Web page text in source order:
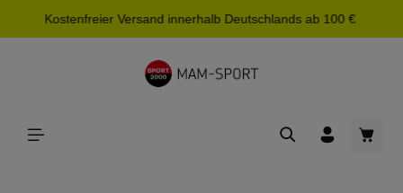
springen
Kostenfreier Versand innerhalb Deutschlands ab 100 €